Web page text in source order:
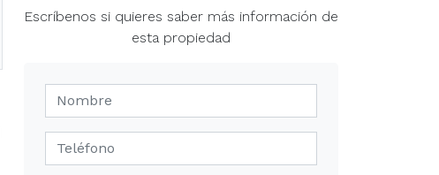
Escríbenos si quieres saber más información de
esta propiedad